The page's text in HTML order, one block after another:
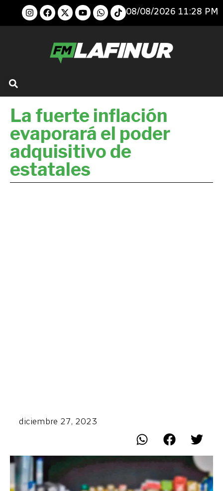
08/08/2026 11:28 PM
La fuerte inflación
evaporará el poder
adquisitivo de
estatales
diciembre 27, 2023